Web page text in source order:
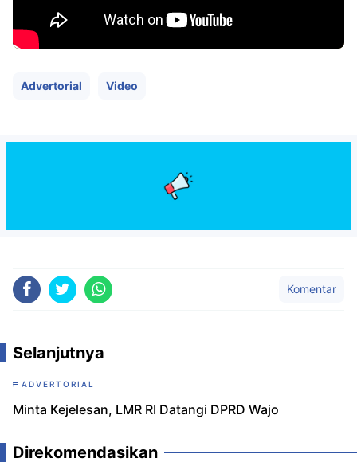
Advertorial Video
Komentar
Selanjutnya
ADVERTORIAL
Minta Kejelesan, LMR RI Datangi DPRD Wajo
Direkomendasikan